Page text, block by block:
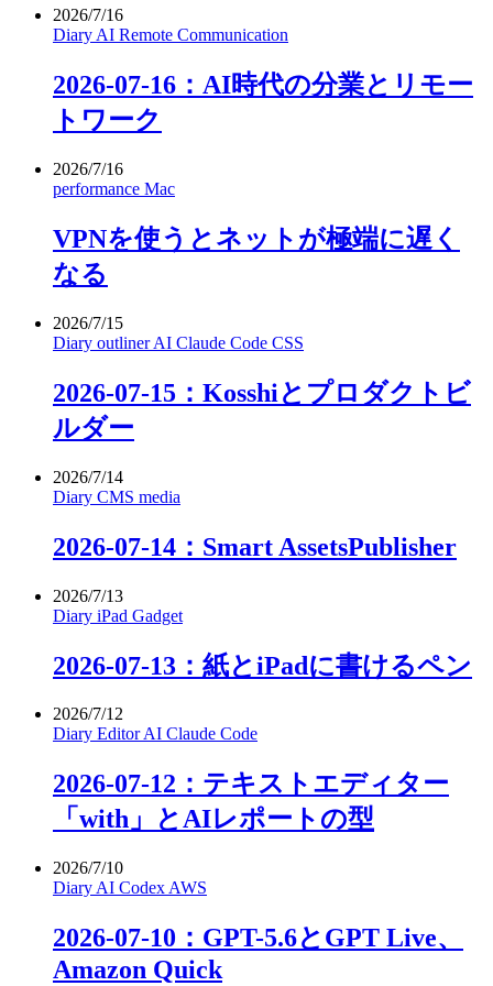
2026/7/16
Diary AI Remote Communication
2026-07-16：AI時代の分業とリモー
トワーク
2026/7/16
performance Mac
VPNを使うとネットが極端に遅く
なる
2026/7/15
Diary outlinerAI Claude Code CSS
2026-07-15：Kosshiとプロダクトビ
ルダー
2026/7/14
Diary CMS media
2026-07-14：Smart AssetsPublisher
2026/7/13
Diary iPad Gadget
2026-07-13：紙とiPadに書けるペン
2026/7/12
Diary EditorAI Claude Code
2026-07-12：テキストエディター
「with」とAIレポートの型
2026/7/10
Diary AI Codex AWS
2026-07-10：GPT-5.6とGPT Live、
Amazon Quick